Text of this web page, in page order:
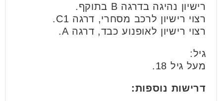
רישיון נהיגה בדרגה B בתוקף.
רצוי רישיון לרכב מסחרי, דרגה C1.
רצוי רישיון לאופנוע כבד, דרגה A.
גיל:
מעל גיל 18.
דרישות נוספות: